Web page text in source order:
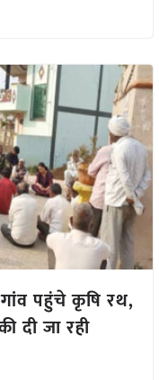
पहुंचे कृषि रथ,
दी जा रही